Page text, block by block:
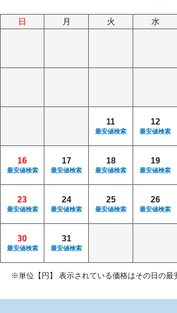
日 月 火 水
11
最安値検索
12
最安値検索
16
最安値検索
17
最安値検索
18
最安値検索
19
最安値検索
23
最安値検索
24
最安値検索
25
最安値検索
26
最安値検索
30
最安値検索
31
最安値検索
※単位【円】 表示されている価格はその日の最